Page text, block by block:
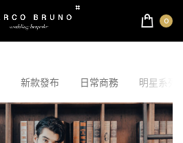
0
新款發布 日常商務 明星系列